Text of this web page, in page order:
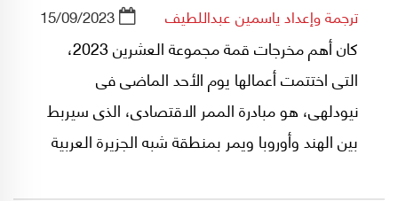
ترجمة وإعداد ياسمين عبداللطيف 15/09/2023
كان أهم مخرجات قمة مجموعة العشرين 2023،
التى اختتمت أعمالها يوم الأحد الماضى فى
نيودلهى، هو مبادرة الممر الاقتصادى، الذى سيربط
بين الهند وأوروبا ويمر بمنطقة شبه الجزيرة العربية